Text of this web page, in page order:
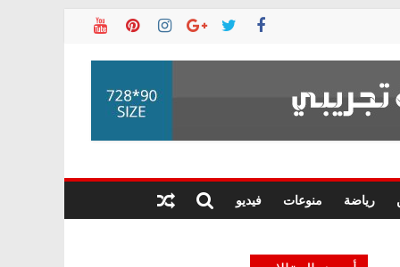
رياضة منوعات فيديو